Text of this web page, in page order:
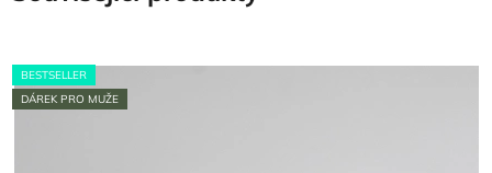
BESTSELLER
DÁREK PRO MUŽE